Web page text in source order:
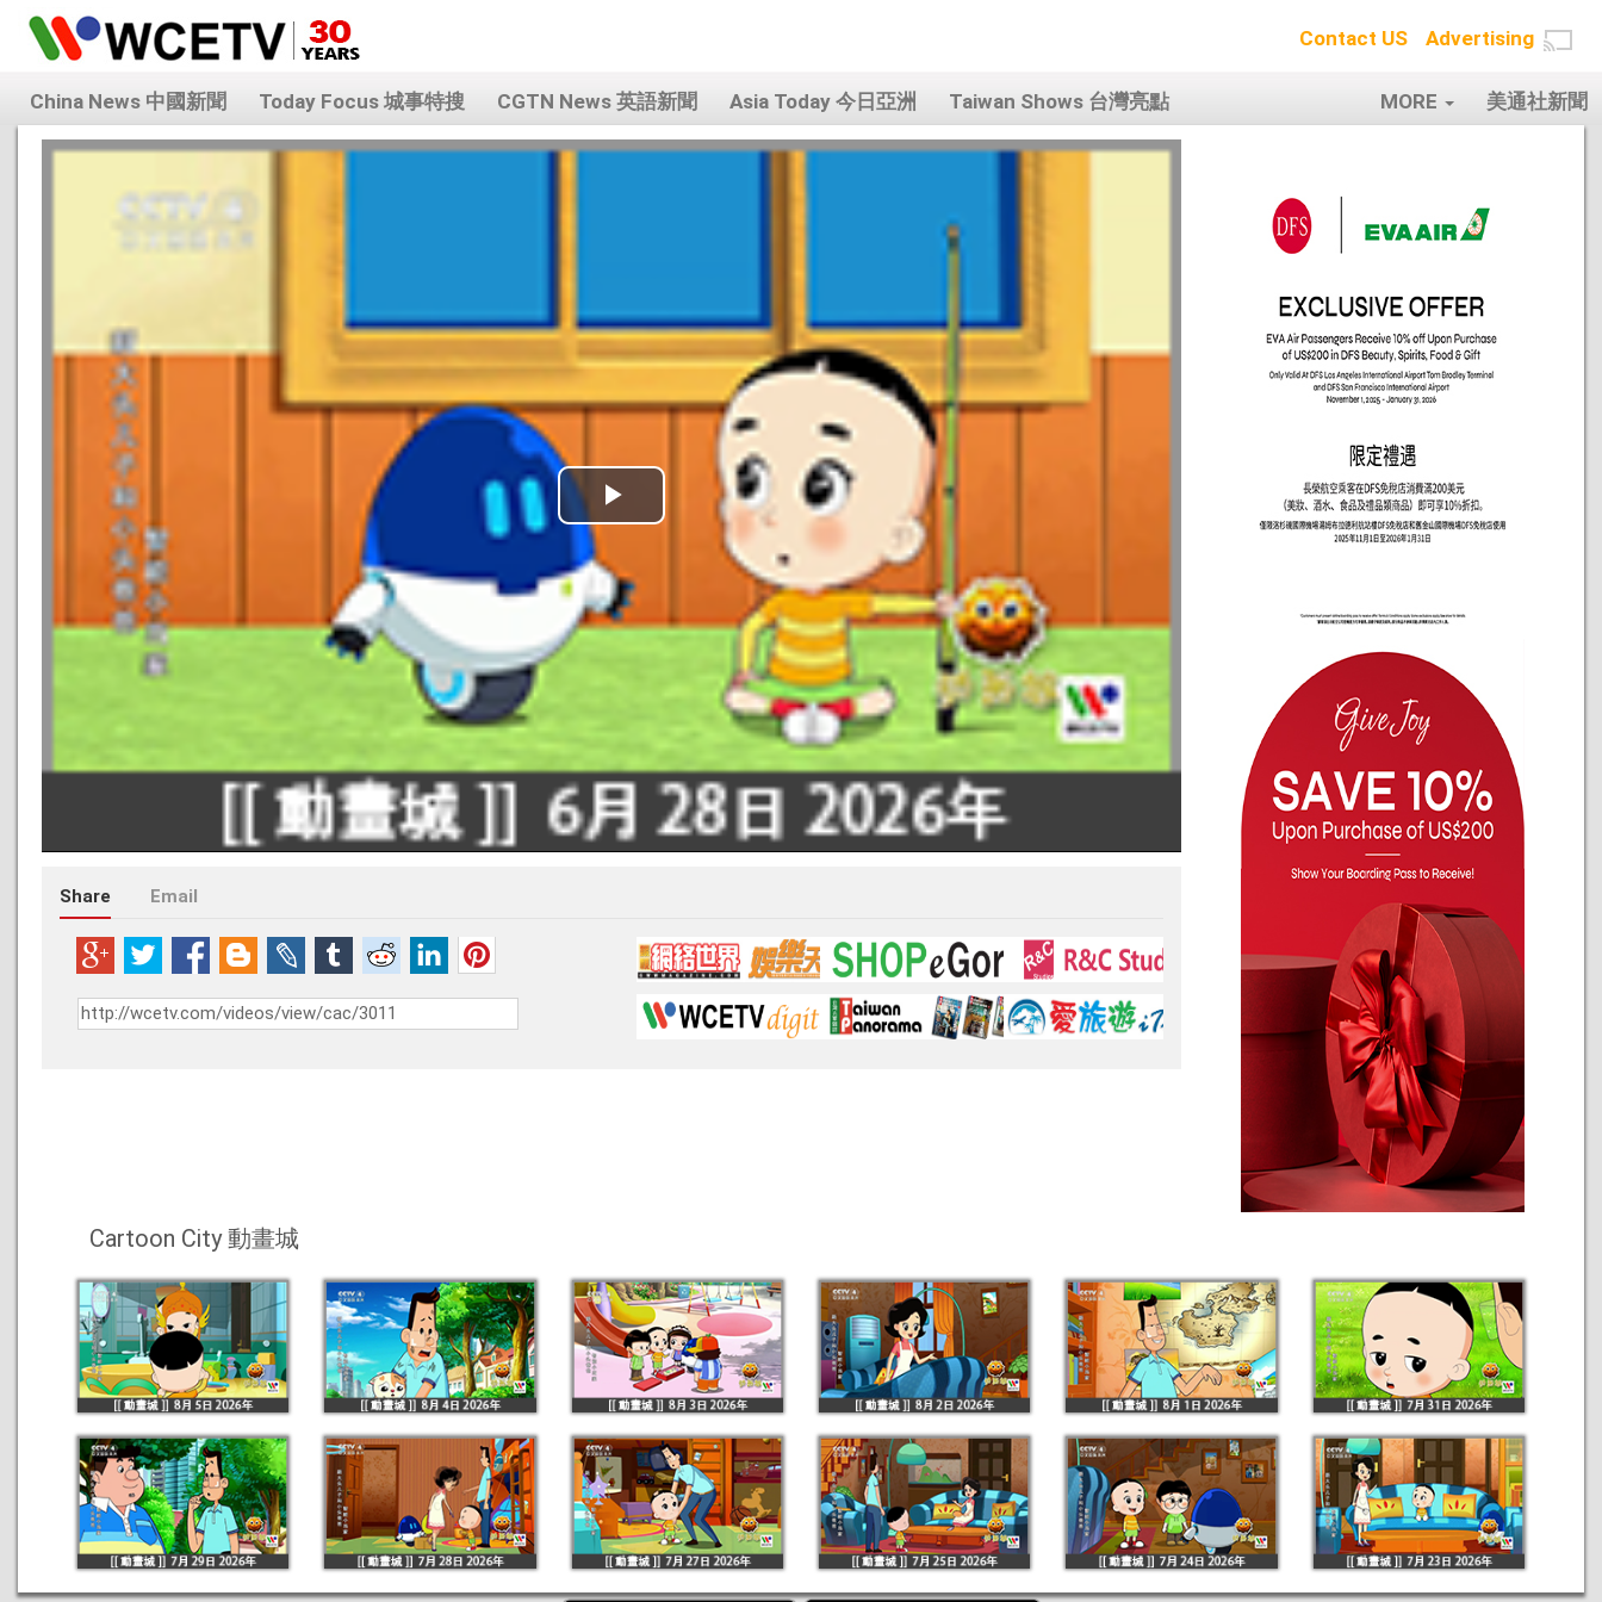
Contact US Advertising
China News 中國新聞 Today Focus 城事特搜 CGTN News 英語新聞 Asia Today 今日亞洲 Taiwan Shows 台灣亮點 美通社新聞
MORE
Play
Video
Share Email
Cartoon City 動畫城